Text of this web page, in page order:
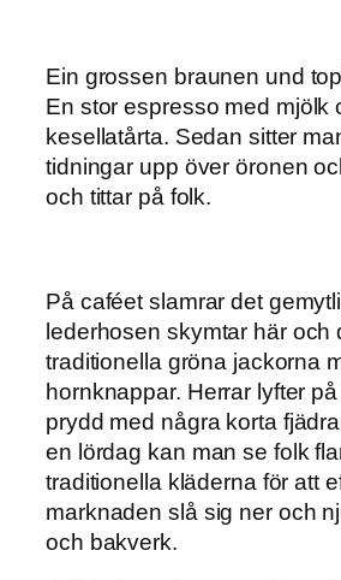
Ein grossen braunen und
En stor espresso med mjölk
kesellatårta. Sedan sitter
tidningar upp över öronen
och tittar på folk.
På caféet slamrar det
lederhosen skymtar här och
traditionella gröna jackorna
hornknappar. Herrar lyfter
prydd med några korta
en lördag kan man se folk
traditionella kläderna för att
marknaden slå sig ner och
och bakverk.